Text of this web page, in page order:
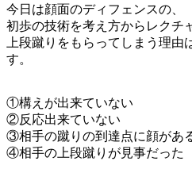
今日は顔面のディフェンスの、
初歩の技術を考え方からレクチ
上段蹴りをもらってしまう理
す。
①構えが出来ていない
②反応出来ていない
③相手の蹴りの到達点に顔があ
④相手の上段蹴りが見事だった